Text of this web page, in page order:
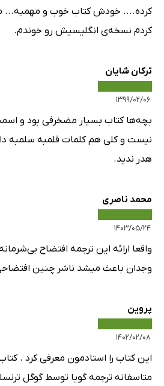
کرده.... خودش کتاب خوب و
کردم نسخه‌ی انگلیسیش رو خوندم.
ترکان شایان
۱۳۹۹/۰۲/۰۶
بچه‌ها کتاب بسیار مضخرفی بود و
نیست و کلی هم کلمات قلمبه سلمبه
هدر ندید.
محمد ناصری
۱۴۰۳/۰۵/۲۴
واقعا ارائه این ترجمه افتضاح
وجدان باعث میشد ناشر چنین
پروین
۱۴۰۲/۰۲/۰۸
این کتاب را استادمون معرفی کرد ‌.
متاسفانه ترجمه گویا توسط گوگل